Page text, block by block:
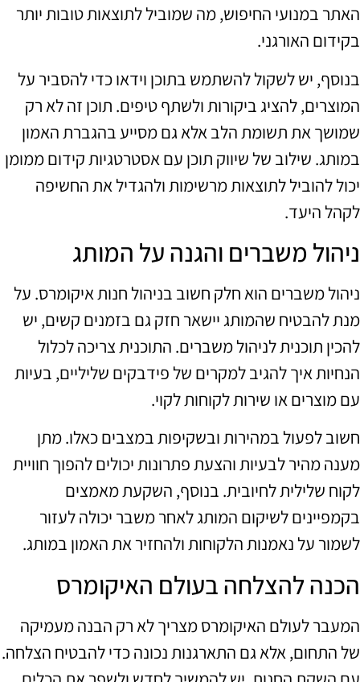
האתר במנועי החיפוש, מה שמוביל לתוצאות טובות יותר
בקידום האורגני.
בנוסף, יש לשקול להשתמש בתוכן וידאו כדי להסביר על
המוצרים, להציג ביקורות ולשתף טיפים. תוכן זה לא רק
שמושך את תשומת הלב אלא גם מסייע בהגברת האמון
במותג. שילוב של שיווק תוכן עם אסטרטגיות קידום ממומן
יכול להוביל לתוצאות מרשימות ולהגדיל את החשיפה
לקהל היעד.
ניהול משברים והגנה על המותג
ניהול משברים הוא חלק חשוב בניהול חנות איקומרס. על
מנת להבטיח שהמותג יישאר חזק גם בזמנים קשים, יש
להכין תוכנית לניהול משברים. התוכנית צריכה לכלול
הנחיות איך להגיב למקרים של פידבקים שליליים, בעיות
עם מוצרים או שירות לקוחות לקוי.
חשוב לפעול במהירות ובשקיפות במצבים כאלו. מתן
מענה מהיר לבעיות והצעת פתרונות יכולים להפוך חוויית
לקוח שלילית לחיובית. בנוסף, השקעת מאמצים
בקמפיינים לשיקום המותג לאחר משבר יכולה לעזור
לשמור על נאמנות הלקוחות ולהחזיר את האמון במותג.
הכנה להצלחה בעולם האיקומרס
המעבר לעולם האיקומרס מצריך לא רק הבנה מעמיקה
של התחום, אלא גם התארגנות נכונה כדי להבטיח הצלחה.